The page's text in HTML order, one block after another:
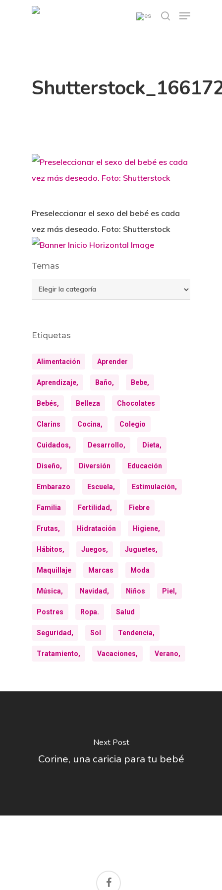
search
Menu
Preseleccionar el sexo del bebé es cada
vez más deseado. Foto: Shutterstock
Temas
Temas
Etiquetas
Alimentación Aprender
Aprendizaje, Baño, Bebe,
Bebés, Belleza Chocolates
Clarins Cocina, Colegio
Cuidados, Desarrollo, Dieta,
Diseño, Diversión Educación
Embarazo Escuela, Estimulación,
Familia Fertilidad, Fiebre
Frutas, Hidratación Higiene,
Hábitos, Juegos, Juguetes,
Maquillaje Marcas Moda
Música, Navidad, Niños Piel,
Postres Ropa. Salud
Seguridad, Sol Tendencia,
Tratamiento, Vacaciones, Verano,
Next Post
Corine, una caricia para tu bebé
facebook